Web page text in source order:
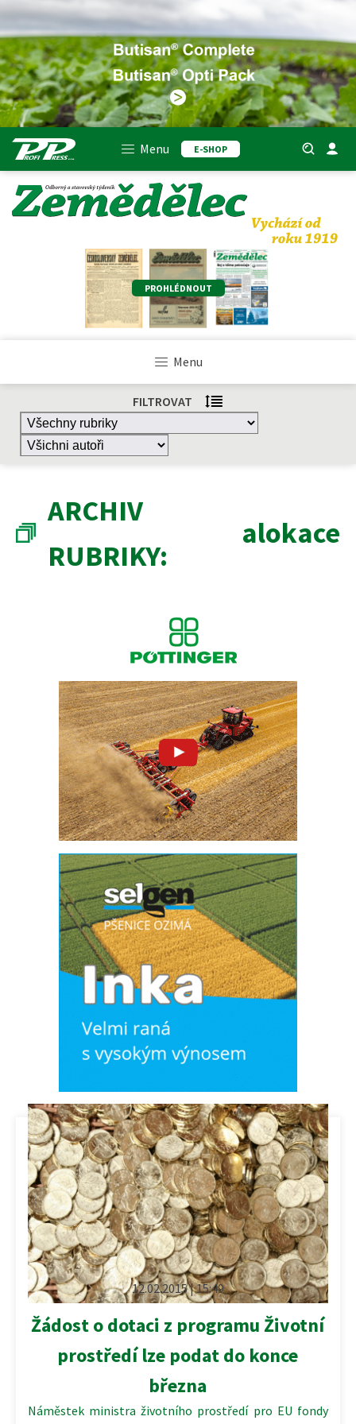
Menu E-SHOP
PROHLÉDNOUT
Menu
FILTROVAT
ARCHIV
RUBRIKY:
alokace
12.02.2015 | 15:49
Žádost o dotaci z programu Životní
prostředí lze podat do konce
března
Náměstek ministra životního prostředí pro EU fondy